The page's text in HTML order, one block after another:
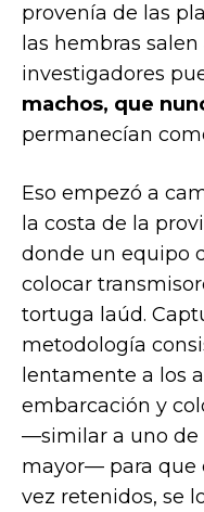
provenía de las
las hembras
investigadores
machos, que
permanecían
Eso empezó a
la costa de la
donde un equipo
colocar
tortuga laúd.
metodología
lentamente a los
embarcación y
—similar a uno de
mayor— para que
vez retenidos, se